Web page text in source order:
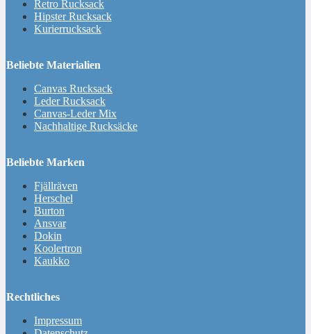
Retro Rucksack
Hipster Rucksack
Kurierrucksack
Beliebte Materialien
Canvas Rucksack
Leder Rucksack
Canvas-Leder Mix
Nachhaltige Rucksäcke
Beliebte Marken
Fjällräven
Herschel
Burton
Ansvar
Dokin
Koolertron
Kaukko
Rechtliches
Impressum